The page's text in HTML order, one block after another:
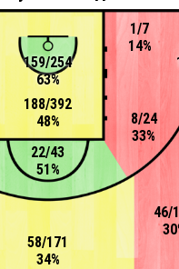
46/
159/254
63%
8/24
33%
188/392
48%
58/171
34%
22/43
51%
1/7
14%